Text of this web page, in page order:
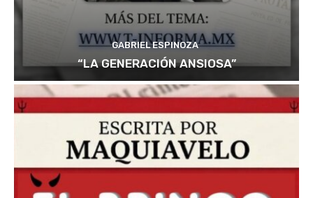
GABRIEL ESPINOZA
“LA GENERACIÓN ANSIOSA”